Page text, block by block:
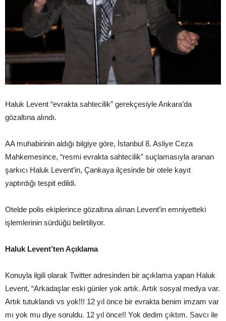
Haluk Levent “evrakta sahtecilik” gerekçesiyle Ankara’da
gözaltına alındı.
AA muhabirinin aldığı bilgiye göre, İstanbul 8. Asliye Ceza
Mahkemesince, “resmi evrakta sahtecilik” suçlamasıyla aranan
şarkıcı Haluk Levent’in, Çankaya ilçesinde bir otele kayıt
yaptırdığı tespit edildi.
Otelde polis ekiplerince gözaltına alınan Levent’in emniyetteki
işlemlerinin sürdüğü belirtiliyor.
Haluk Levent’ten Açıklama
Konuyla ilgili olarak Twitter adresinden bir açıklama yapan Haluk
Levent, “Arkadaşlar eski günler yok artık. Artık sosyal medya var.
Artık tutuklandı vs yok!!! 12 yıl önce bir evrakta benim imzam var
mı yok mu diye soruldu. 12 yıl önce!! Yok dedim çıktım. Savcı ile